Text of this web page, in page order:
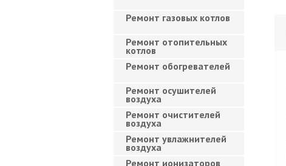
Ремонт газовых котлов
Ремонт отопительных
котлов
Ремонт обогревателей
Ремонт осушителей
воздуха
Ремонт очистителей
воздуха
Ремонт увлажнителей
воздуха
Ремонт ионизаторов